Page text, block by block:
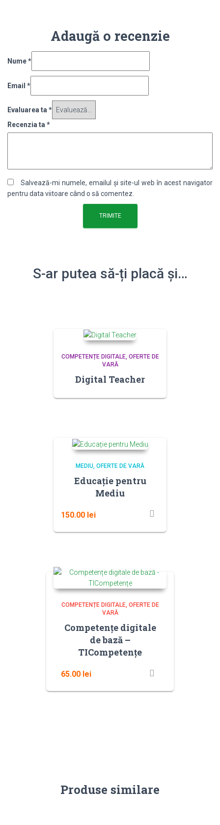
Adaugă o recenzie
Nume*
Email *
Evaluarea ta *
Recenzia ta *
Salvează-mi numele, emailul și site-ul web în acest navigator
pentru data viitoare când o să comentez.
S-ar putea să-ți placă și…
COMPETENȚE DIGITALE OFERTE DE
VARĂ
Digital Teacher
MEDIU OFERTE DE VARĂ
Educație pentru
Mediu
150.00 lei
COMPETENȚE DIGITALE OFERTE DE
VARĂ
Competențe digitale
de bază –
TICompetențe
65.00 lei
Produse similare